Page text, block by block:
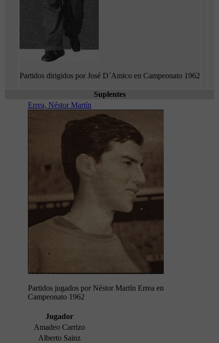
Partidos dirigidos por José D´Amico en Campeonato 1962
Suplentes
Errea, Néstor Martín
Partidos jugados por Néstor Martín Errea en
Campeonato 1962
Jugador
Amadeo Carrizo
Alberto Sainz